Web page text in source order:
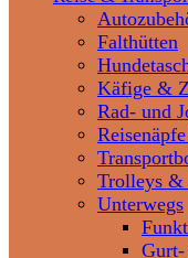
Falthütten
Käfige &
Rad- und
Trolleys &
Unterwegs
Gurt-